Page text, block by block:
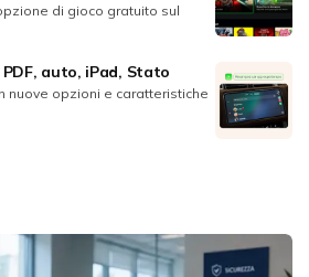
di gioco gratuito sul
auto, iPad, Stato
nuove opzioni e caratteristiche